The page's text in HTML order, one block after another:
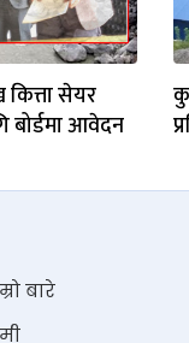
कित्ता सेयर
बोर्डमा आवेदन
बारे